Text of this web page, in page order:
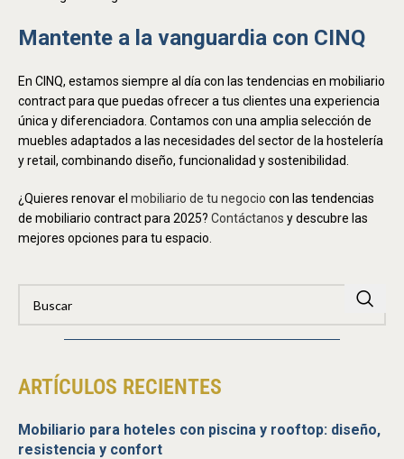
Mantente a la vanguardia con CINQ
En CINQ, estamos siempre al día con las tendencias en mobiliario
contract para que puedas ofrecer a tus clientes una experiencia
única y diferenciadora. Contamos con una amplia selección de
muebles adaptados a las necesidades del sector de la hostelería
y retail, combinando diseño, funcionalidad y sostenibilidad.
¿Quieres renovar el mobiliario de tu negocio con las tendencias
de mobiliario contract para 2025? Contáctanos y descubre las
mejores opciones para tu espacio.
ARTÍCULOS RECIENTES
Mobiliario para hoteles con piscina y rooftop: diseño,
resistencia y confort